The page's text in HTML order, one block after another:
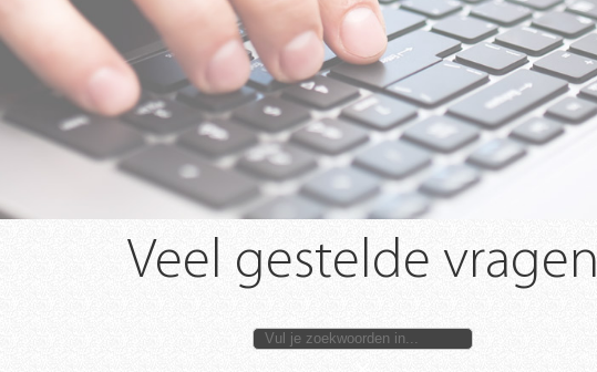
Veel gestelde vragen